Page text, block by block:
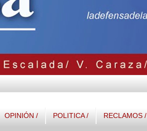
OPINIÓN / POLITICA / RECLAMOS /